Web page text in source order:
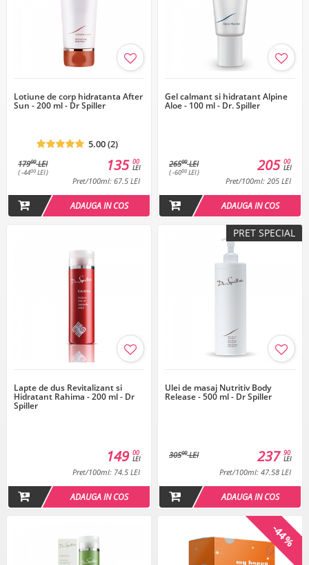
Lotiune de corp hidratanta After
Sun - 200 ml - Dr Spiller
5.00 (2)
17900LEI
( -4400 LEI )
00
LEI
135
Pret/100ml: 67.5 LEI
ADAUGA IN COS
Gel calmant si hidratant Alpine
Aloe - 100 ml - Dr. Spiller
26500LEI
( -6000 LEI )
00
LEI
205
Pret/100ml: 205 LEI
ADAUGA IN COS
Lapte de dus Revitalizant si
Hidratant Rahima - 200 ml - Dr
Spiller
00
LEI
149
Pret/100ml: 74.5 LEI
ADAUGA IN COS
PRET SPECIAL
Ulei de masaj Nutritiv Body
Release - 500 ml - Dr Spiller
30500LEI 90
LEI
237
Pret/100ml: 47.58 LEI
ADAUGA IN COS
-44%